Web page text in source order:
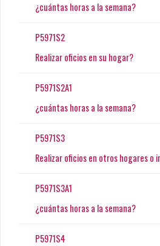
¿cuántas horas a la semana?
P5971S2
Realizar oficios en su hogar?
P5971S2A1
¿cuántas horas a la semana?
P5971S3
Realizar oficios en otros hogares o
P5971S3A1
¿cuántas horas a la semana?
P5971S4